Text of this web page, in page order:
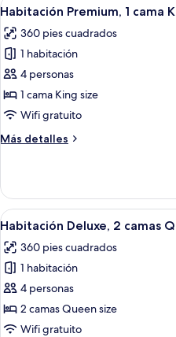
habitaciones
todas
las
fotos
de
Habitación
Premium,
cama
13
Habitación Premium, 1 cama
360 pies cuadrados
1 habitación
4 personas
1 cama King size
Wifi gratuito
Más detalles
Más
Premium,
cama
size
Abrir
todas
las
fotos
de
Habitación
Deluxe,
10
Habitación Deluxe, 2 camas
360 pies cuadrados
1 habitación
4 personas
2 camas Queen size
Wifi gratuito